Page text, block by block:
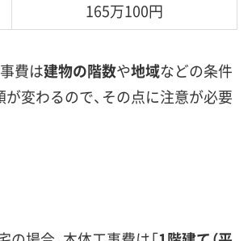
165万100円
費は建物の階数や地域などの条件
変わるので、その点に注意が必要